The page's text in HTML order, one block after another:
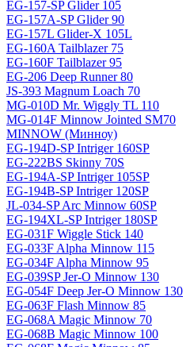
EG-157-SP Glider 105
EG-157A-SP Glider 90
EG-157L Glider-X 105L
EG-160A Tailblazer 75
EG-160F Tailblazer 95
EG-206 Deep Runner 80
JS-393 Magnum Loach 70
MG-010D Mr. Wiggly TL 110
MG-014F Minnow Jointed SM70
MINNOW (Минноу)
EG-194D-SP Intriger 160SP
EG-222BS Skinny 70S
EG-194A-SP Intriger 105SP
EG-194B-SP Intriger 120SP
JL-034-SP Arc Minnow 60SP
EG-194XL-SP Intriger 180SP
EG-031F Wiggle Stick 140
EG-033F Alpha Minnow 115
EG-034F Alpha Minnow 95
EG-039SP Jer-O Minnow 130
EG-054F Deep Jer-O Minnow 130
EG-063F Flash Minnow 85
EG-068A Magic Minnow 70
EG-068B Magic Minnow 100